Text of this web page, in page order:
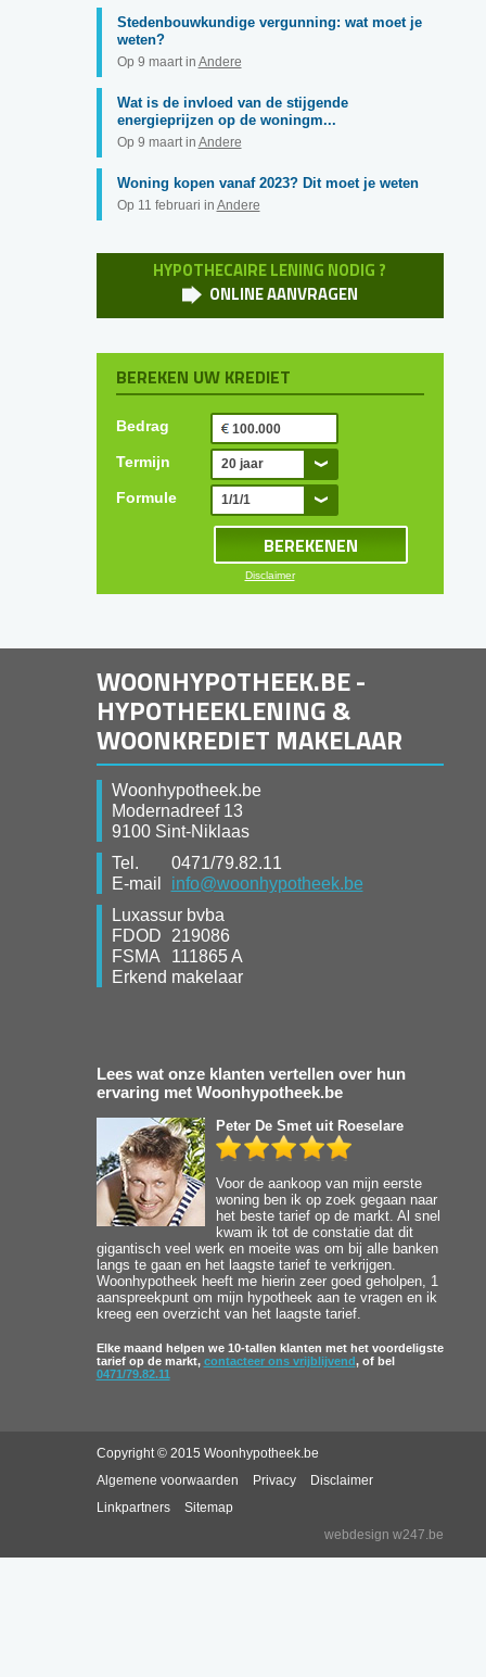
Stedenbouwkundige vergunning: wat moet je
weten?
Op 9 maart in Andere
Wat is de invloed van de stijgende
energieprijzen op de woningm...
Op 9 maart in Andere
Woning kopen vanaf 2023? Dit moet je weten
Op 11 februari in Andere
HYPOTHECAIRE LENING NODIG ?
ONLINE AANVRAGEN
BEREKEN UW KREDIET
Bedrag
Termijn 20 jaar
Formule 1/1/1
Disclaimer
WOONHYPOTHEEK.BE -
HYPOTHEEKLENING &
WOONKREDIET MAKELAAR
Woonhypotheek.be
Modernadreef 13
9100 Sint-Niklaas
Tel.
0471/79.82.11
E-mail
info@woonhypotheek.be
Luxassur bvba
FDOD
219086
FSMA
111865 A
Erkend makelaar
Lees wat onze klanten vertellen over hun
ervaring met Woonhypotheek.be
Peter De Smetuit Roeselare
Voor de aankoop van mijn eerste
woning ben ik op zoek gegaan naar
het beste tarief op de markt. Al snel
kwam ik tot de constatie dat dit
gigantisch veel werk en moeite was om bij alle banken
langs te gaan en het laagste tarief te verkrijgen.
Woonhypotheek heeft me hierin zeer goed geholpen, 1
aanspreekpunt om mijn hypotheek aan te vragen en ik
kreeg een overzicht van het laagste tarief.
Elke maand helpen we 10-tallen klanten met het voordeligste
tarief op de markt, contacteer ons vrijblijvend, of bel
0471/79.82.11
Copyright © 2015 Woonhypotheek.be
Algemene voorwaarden
Privacy
Disclaimer
Linkpartners
Sitemap
webdesign w247.be